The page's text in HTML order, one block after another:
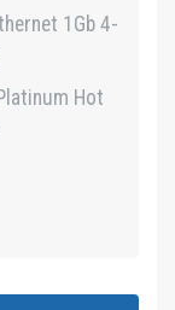
1Gb 4-
Hot